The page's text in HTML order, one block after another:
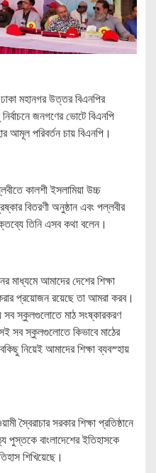
মহানগর উত্তর বিএনপির
জনগণের ভোটে বিএনপি
আমূল পরিবর্তন চায় বিএনপি।
কালশী ইসলামিয়া উচ্চ
বিতরণী অনুষ্ঠান এবং পল্লবীর
তিনি এসব কথা বলেন।
মাধ্যমে আমাদের দেশের শিক্ষা
প্রয়োজন রয়েছে তা আমরা করব।
সব স্কুলগুলোতে মাঠ সংষ্কারকরণ
সব স্কুলগুলোতে কিভাবে মাঠের
নিয়েই আমাদের শিক্ষা ব্যবস্হায়
সরকার শিক্ষা প্রতিষ্ঠানে
পুস্তকে বাংলাদেশের ইতিহাসকে
শিখিয়েছে।